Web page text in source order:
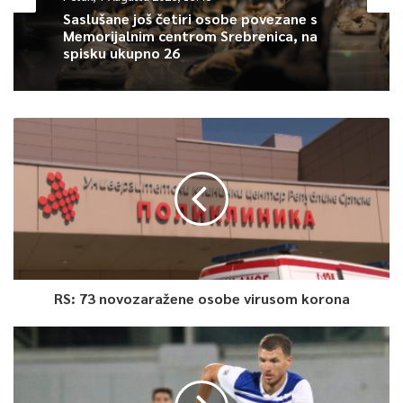
Sarajeva i genocidu u BiH – kazao je je predsjednik Bošnjačkog
pokreta Sejfudin Tokić uoči polaska autokolone.
Dodao je kako je Bosna i Hercegovina matična država svih
reakcije struktura vlasti u Crnoj Gori i međunarodne zajednice,
reakcija građana Sarajeva s porukama mira, logična i očekivana.
Tokić je istaknuo kako „grad Sarajevo koji je preživio najtežu
opsadu u novijoj historiji nema pravo na šutnju, te da, naprotiv,
mora dići glas protiv poruka koje su pokušaj reinkarnacije
politike koja je počinila najveće zločine i stradanja“.
je kako se radi o skupu koji pokazuje kako je Sarajevo kao grad
stradanja, koji je uz ogromne žrtve preživio u minulom ratu,
svim svojim bićem i svim svojim srcem uz Bošnjake Crne Gore.
Saslušane još četiri osobe povezane s
Memorijalnim centrom Srebrenica, na
spisku ukupno 26
RS: 73 novozaražene osobe virusom korona